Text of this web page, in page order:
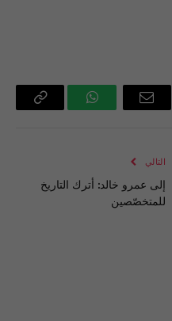
البريد
واتساب Copy
التالي
إلى عمرو خالد: أترك التاريخ
للمتخصّصين